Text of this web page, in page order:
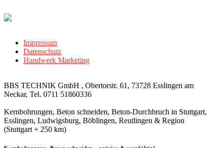
Impressum
Datenschutz
Handwerk Marketing
BBS TECHNIK GmbH , Obertorstr. 61, 73728 Esslingen am
Neckar, Tel. 0711 51860336
Kernbohrungen, Beton schneiden, Beton-Durchbruch in Stuttgart,
Esslingen, Ludwigsburg, Böblingen, Reutlingen & Region
(Stuttgart + 250 km)